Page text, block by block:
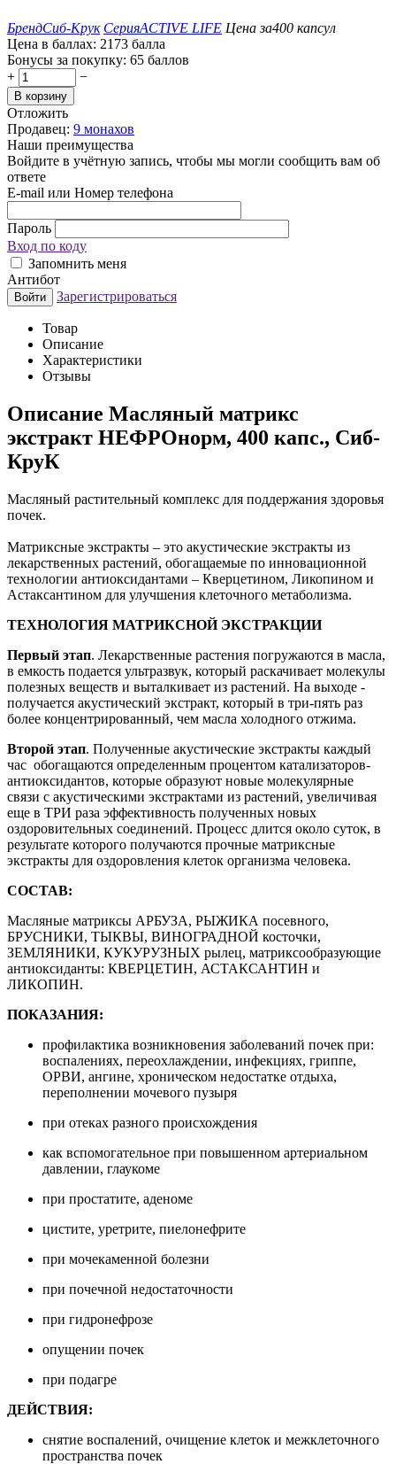
БрендСиб-Крук СерияACTIVE LIFE Цена за400 капсул
Цена в баллах: 2173 балла
Бонусы за покупку: 65 баллов
+
−
В корзину
Отложить
Продавец: 9 монахов
Наши преимущества
Войдите в учётную запись, чтобы мы могли сообщить вам об
ответе
E-mail или Номер телефона
Пароль
Вход по коду
Запомнить меня
Антибот
Войти Зарегистрироваться
Товар
Описание
Характеристики
Отзывы
Описание Масляный матрикс
экстракт НЕФРОнорм, 400 капс., Сиб-
КруК
Масляный растительный комплекс для поддержания здоровья
почек.
Матриксные экстракты – это акустические экстракты из
лекарственных растений, обогащаемые по инновационной
технологии антиоксидантами – Кверцетином, Ликопином и
Астаксантином для улучшения клеточного метаболизма.
ТЕХНОЛОГИЯ МАТРИКСНОЙ ЭКСТРАКЦИИ
Первый этап. Лекарственные растения погружаются в масла,
в емкость подается ультразвук, который раскачивает молекулы
полезных веществ и выталкивает из растений. На выходе -
получается акустический экстракт, который в три-пять раз
более концентрированный, чем масла холодного отжима.
Второй этап. Полученные акустические экстракты каждый
час обогащаются определенным процентом катализаторов-
антиоксидантов, которые образуют новые молекулярные
связи с акустическими экстрактами из растений, увеличивая
еще в ТРИ раза эффективность полученных новых
оздоровительных соединений. Процесс длится около суток, в
результате которого получаются прочные матриксные
экстракты для оздоровления клеток организма человека.
СОСТАВ:
Масляные матриксы АРБУЗА, РЫЖИКА посевного,
БРУСНИКИ, ТЫКВЫ, ВИНОГРАДНОЙ косточки,
ЗЕМЛЯНИКИ, КУКУРУЗНЫХ рылец, матриксообразующие
антиоксиданты: КВЕРЦЕТИН, АСТАКСАНТИН и
ЛИКОПИН.
ПОКАЗАНИЯ:
профилактика возникновения заболеваний почек при:
воспалениях, переохлаждении, инфекциях, гриппе,
ОРВИ, ангине, хроническом недостатке отдыха,
переполнении мочевого пузыря
при отеках разного происхождения
как вспомогательное при повышенном артериальном
давлении, глаукоме
при простатите, аденоме
цистите, уретрите, пиелонефрите
при мочекаменной болезни
при почечной недостаточности
при гидронефрозе
опущении почек
при подагре
ДЕЙСТВИЯ:
снятие воспалений, очищение клеток и межклеточного
пространства почек